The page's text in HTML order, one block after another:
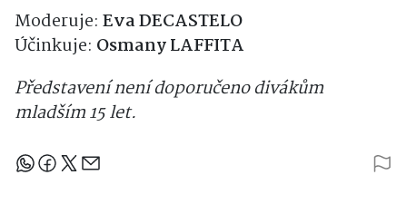
Moderuje: Eva DECASTELO
Účinkuje: Osmany LAFFITA
Představení není doporučeno divákům
mladším 15 let.
Sdílejte článek